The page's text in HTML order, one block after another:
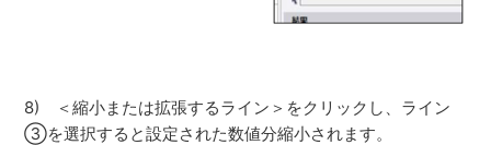
8) ＜縮小または拡張するライン＞をクリックし、ライン
③を選択すると設定された数値分縮小されます。